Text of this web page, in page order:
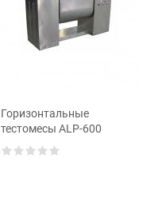
Горизонтальные
тестомесы ALP-600